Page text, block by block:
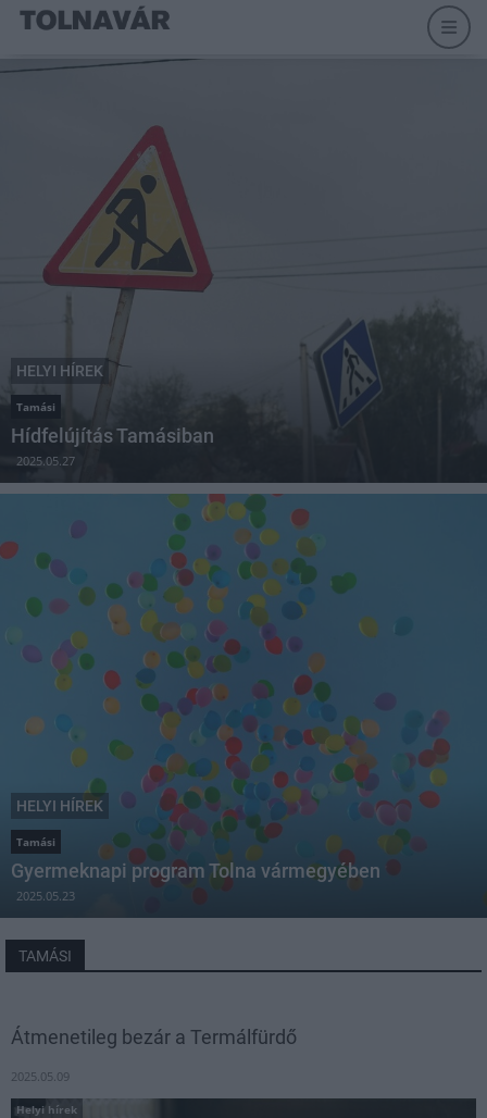
HELYI HÍREK
Tamási
Hídfelújítás Tamásiban
2025.05.27
HELYI HÍREK
Tamási
Gyermeknapi program Tolna vármegyében
2025.05.23
TAMÁSI
Átmenetileg bezár a Termálfürdő
2025.05.09
Helyi hírek